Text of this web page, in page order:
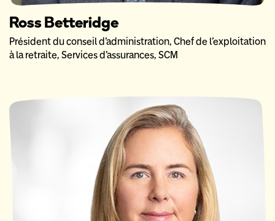
Ross Betteridge
Président du conseil d’administration, Chef de l’exploitation
à la retraite, Services d’assurances, SCM